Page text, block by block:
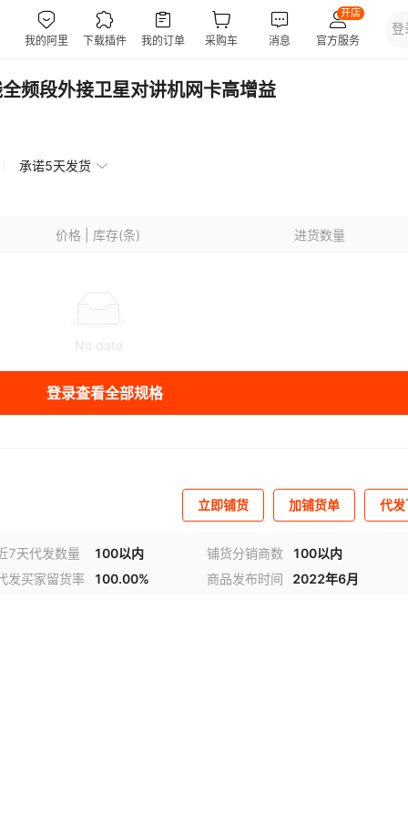
频段外接卫星对讲机网卡高增益
承诺5天发货
价格 | 库存(条) 进货数量
No data
登录查看全部规格
立即铺货 加铺货单 代
7天代发数量 100以内 铺货分销商数
100以内
发买家留货率
100.00% 商品发布时间 2022年6月